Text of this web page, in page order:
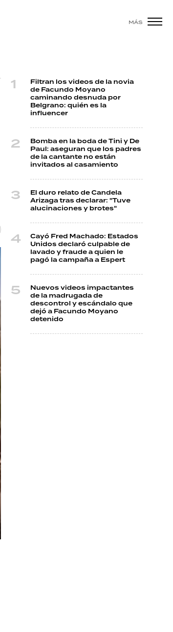
MÁS
Filtran los videos de la novia
de Facundo Moyano
caminando desnuda por
Belgrano: quién es la
influencer
Bomba en la boda de Tini y De
Paul: aseguran que los padres
de la cantante no están
invitados al casamiento
El duro relato de Candela
Arizaga tras declarar: "Tuve
alucinaciones y brotes"
Cayó Fred Machado: Estados
Unidos declaró culpable de
lavado y fraude a quien le
pagó la campaña a Espert
Nuevos videos impactantes
de la madrugada de
descontrol y escándalo que
dejó a Facundo Moyano
detenido